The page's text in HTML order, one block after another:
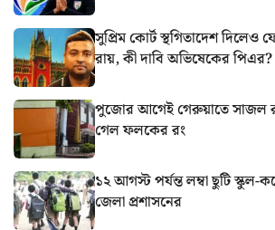
সুপ্রিম কোর্ট স্থগিতাদেশ দিলেও
রায়, কী দাবি অভিষেকের পিএর?
পুজোর আগেই গেরুয়াতে সাজল
গেল ফলকের রং
১২ আগস্ট পর্যন্ত লম্বা ছুটি স্কুল-
জেলা প্রশাসনের